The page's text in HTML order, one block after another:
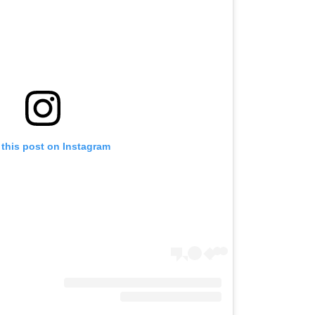
this post on Instagram